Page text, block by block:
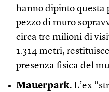
hanno dipinto questa
pezzo di muro
circa tre milioni di
1.314 metri,
presenza fisica del
Mauerpark. L’ex